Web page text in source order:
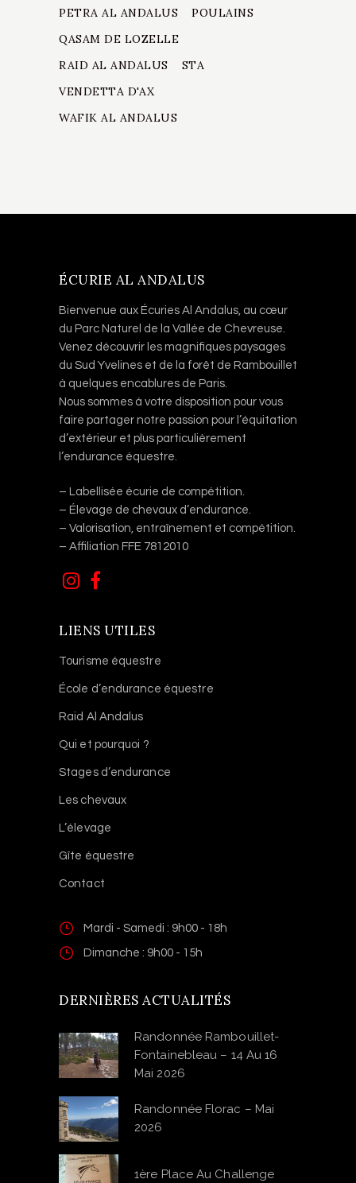
PETRA AL ANDALUS
POULAINS
QASAM DE LOZELLE
RAID AL ANDALUS
STA
VENDETTA D'AX
WAFIK AL ANDALUS
ÉCURIE AL ANDALUS
Bienvenue aux Écuries Al Andalus, au cœur
du Parc Naturel de la Vallée de Chevreuse.
Venez découvrir les magnifiques paysages
du Sud Yvelines et de la forêt de Rambouillet
à quelques encablures de Paris.
Nous sommes à votre disposition pour vous
faire partager notre passion pour l’équitation
d’extérieur et plus particulièrement
l’endurance équestre.
– Labellisée écurie de compétition.
– Élevage de chevaux d’endurance.
– Valorisation, entraînement et compétition.
– Affiliation FFE 7812010
LIENS UTILES
Tourisme équestre
École d’endurance équestre
Raid Al Andalus
Qui et pourquoi ?
Stages d’endurance
Les chevaux
L’élevage
Gîte équestre
Contact
Mardi - Samedi : 9h00 - 18h
Dimanche : 9h00 - 15h
DERNIÈRES ACTUALITÉS
Randonnée Rambouillet-
Fontainebleau – 14 Au 16
Mai 2026
Randonnée Florac – Mai
2026
1ère Place Au Challenge